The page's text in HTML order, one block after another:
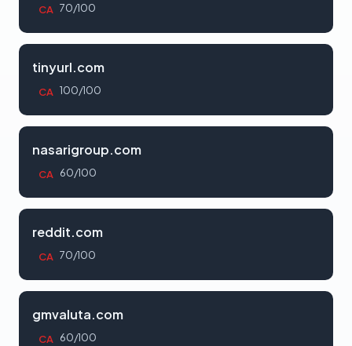
CA 70/100
tinyurl.com
CA 100/100
nasarigroup.com
CA 60/100
reddit.com
CA 70/100
gmvaluta.com
CA 60/100